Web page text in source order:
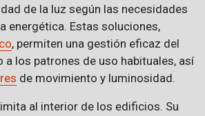
de la luz según las necesidades
energética. Estas soluciones,
, permiten una gestión eficaz del
los patrones de uso habituales, así
de movimiento y luminosidad.
al interior de los edificios. Su